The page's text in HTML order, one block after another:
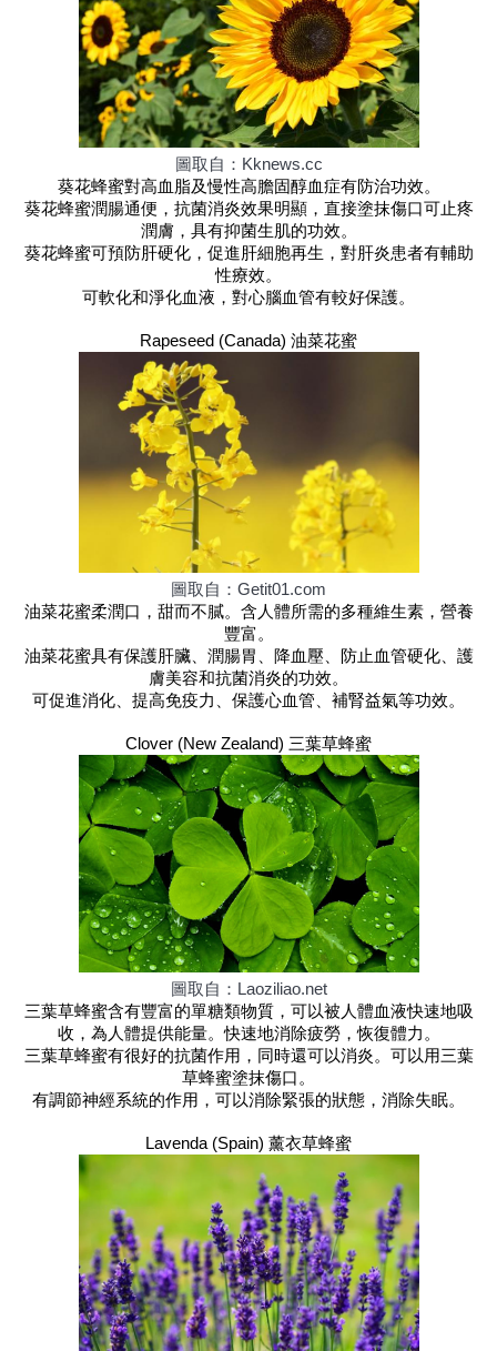
圖取自：Kknews.cc
葵花蜂蜜對高血脂及慢性高膽固醇血症有防治功效。
葵花蜂蜜潤腸通便，抗菌消炎效果明顯，直接塗抹傷口可止疼
潤膚，具有抑菌生肌的功效。
葵花蜂蜜可預防肝硬化，促進肝細胞再生，對肝炎患者有輔助
性療效。
可軟化和淨化血液，對心腦血管有較好保護。
Rapeseed (Canada) 油菜花蜜
圖取自：Getit01.com
油菜花蜜柔潤口，甜而不膩。含人體所需的多種維生素，營養
豐富。
油菜花蜜具有保護肝臟、潤腸胃、降血壓、防止血管硬化、護
膚美容和抗菌消炎的功效。
可促進消化、提高免疫力、保護心血管、補腎益氣等功效。
Clover (New Zealand) 三葉草蜂蜜
圖取自：Laoziliao.net
三葉草蜂蜜含有豐富的單糖類物質，可以被人體血液快速地吸
收，為人體提供能量。快速地消除疲勞，恢復體力。
三葉草蜂蜜有很好的抗菌作用，同時還可以消炎。可以用三葉
草蜂蜜塗抹傷口。
有調節神經系統的作用，可以消除緊張的狀態，消除失眠。
Lavenda (Spain) 薰衣草蜂蜜